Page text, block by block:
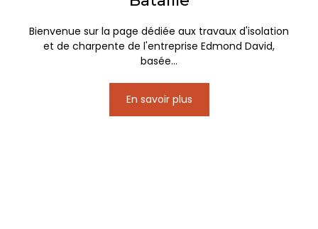
Bienvenue sur la page dédiée aux travaux d'isolation
et de charpente de l'entreprise Edmond David,
basée...
En savoir plus